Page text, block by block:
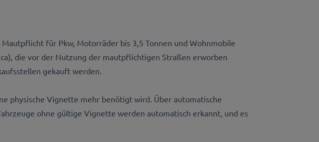
für Pkw, Motorräder bis 3,5 Tonnen und Wohnmobile
die vor der Nutzung der mautpflichtigen Straßen erworben
gekauft werden.
physische Vignette mehr benötigt wird. Über automatische
ohne gültige Vignette werden automatisch erkannt, und es